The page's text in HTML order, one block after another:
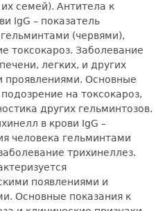
семей). Антитела к
IgG – показатель
(червями),
токсокароз. Заболевание
легких, и других
проявлениями. Основные
на токсокароз,
других гельминтозов.
в крови IgG –
человека гельминтами
трихинеллез.
появлениями и
Основные показания к